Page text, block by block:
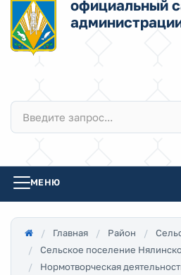
официальный
МЕНЮ
Главная Район
Сельское поселение
Нормотворческая